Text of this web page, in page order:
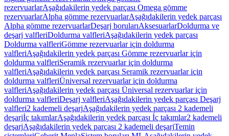
rezervuarlarAşağıdakilerin yedek parçası Omega gömme
rezervuarlarAlpha gömme rezervuarlarAşağıdakilerin yedek parçası
Alpha gömme rezervuarlarDeşarj borularıAksesuarlarDoldurma ve
deşarj valfleriDoldurma valfleriAşağıdakilerin yedek parçası
Doldurma valfleriGömme rezervuarlar için doldurma
valfleriAşağıdakilerin yedek parçası Gömme rezervuarlar için
doldurma valfleriSeramik rezervuarlar için doldurma
valfleriAşağıdakilerin yedek parçası Seramik rezervuarlar için
doldurma valfleriÜniversal rezervuarlar için doldurma
valfleriAşağıdakilerin yedek parçası Üniversal rezervuarlar için
doldurma valfleriDeşarj valfleriAşağıdakilerin yedek parçası Deşarj
valfleri2 kademeli deşarjAşağıdakilerin yedek parçası 2 kademeli
deşarjİç takımlarAşağıdakilerin yedek parçası İç takımlar2 kademeli
deşarjAşağıdakilerin yedek parçası 2 kademeli deşarjTemin